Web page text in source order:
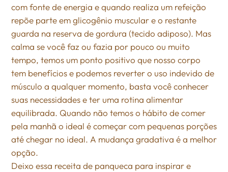
com fonte de energia e quando realiza um refeição
repõe parte em glicogênio muscular e o restante
guarda na reserva de gordura (tecido adiposo). Mas
calma se você faz ou fazia por pouco ou muito
tempo, temos um ponto positivo que nosso corpo
tem benefícios e podemos reverter o uso indevido de
músculo a qualquer momento, basta você conhecer
suas necessidades e ter uma rotina alimentar
equilibrada. Quando não temos o hábito de comer
pela manhã o ideal é começar com pequenas porções
até chegar no ideal. A mudança gradativa é a melhor
opção.
Deixo essa receita de panqueca para inspirar e